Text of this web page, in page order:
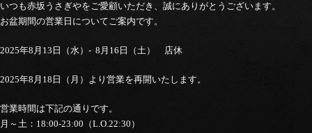
いつも赤坂うさぎやをご愛顧いただき、誠にありがとうございます。
お盆期間の営業日についてご案内です。
2025年8月13日（水）- 8月16日（土） 店休
2025年8月18日（月）より営業を再開いたします。
営業時間は下記の通りです。
月～土：18:00-23:00（L.O.22:30）